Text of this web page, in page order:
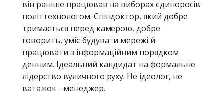
він раніше працював на виборах єдиноросів
політтехнологом. Спіндоктор, який добре
тримається перед камерою, добре
говорить, уміє будувати мережі й
працювати з інформаційним порядком
денним. Ідеальний кандидат на формальне
лідерство вуличного руху. Не ідеолог, не
ватажок - менеджер.